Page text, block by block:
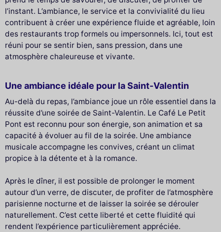
l’instant. L’ambiance, le service et la convivialité du lieu
contribuent à créer une expérience fluide et agréable, loin
des restaurants trop formels ou impersonnels. Ici, tout est
réuni pour se sentir bien, sans pression, dans une
atmosphère chaleureuse et vivante.
Une ambiance idéale pour la Saint-Valentin
Au-delà du repas, l’ambiance joue un rôle essentiel dans la
réussite d’une soirée de Saint-Valentin. Le Café Le Petit
Pont est reconnu pour son énergie, son animation et sa
capacité à évoluer au fil de la soirée. Une ambiance
musicale accompagne les convives, créant un climat
propice à la détente et à la romance.
Après le dîner, il est possible de prolonger le moment
autour d’un verre, de discuter, de profiter de l’atmosphère
parisienne nocturne et de laisser la soirée se dérouler
naturellement. C’est cette liberté et cette fluidité qui
rendent l’expérience particulièrement appréciée.